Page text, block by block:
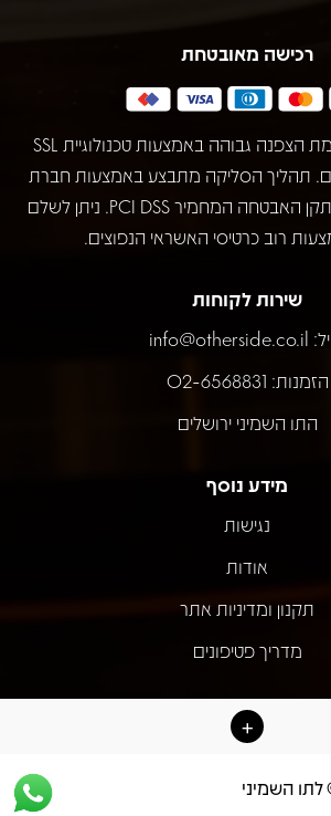
רכישה מאובטחת
האתר מאובטח ברמת הצפנה גבוהה באמצעות טכנולוגיית SSL
תהליך הסליקה מתבצע באמצעות חברת
COMAX בהתאם לתקן האבטחה המחמיר PCI DSS. ניתן לשלם
רוב כרטיסי האשראי הנפוצים.
שירות לקוחות
info@otherside.co.il
הזמנות: 02-6568831
התו השמיני ירושלים
מידע נוסף
נגישות
אודות
תקנון ומדיניות אתר
מדריך פטיפונים
לתו השמיני